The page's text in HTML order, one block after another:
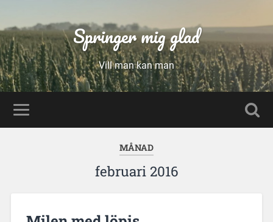
Springer mig glad
Vill man kan man
MÅNAD
februari 2016